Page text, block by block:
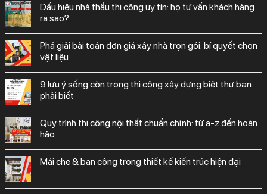
dấu hiệu nhà thầu thi công uy tín: họ tư vấn khách hàng
ra sao?
phá giải bài toán đơn giá xây nhà trọn gói: bí quyết chọn
vật liệu
9 lưu ý sống còn trong thi công xây dựng biệt thự bạn
phải biết
quy trình thi công nội thất chuẩn chỉnh: từ a-z đến hoàn
hảo
mái che & ban công trong thiết kế kiến trúc hiện đại